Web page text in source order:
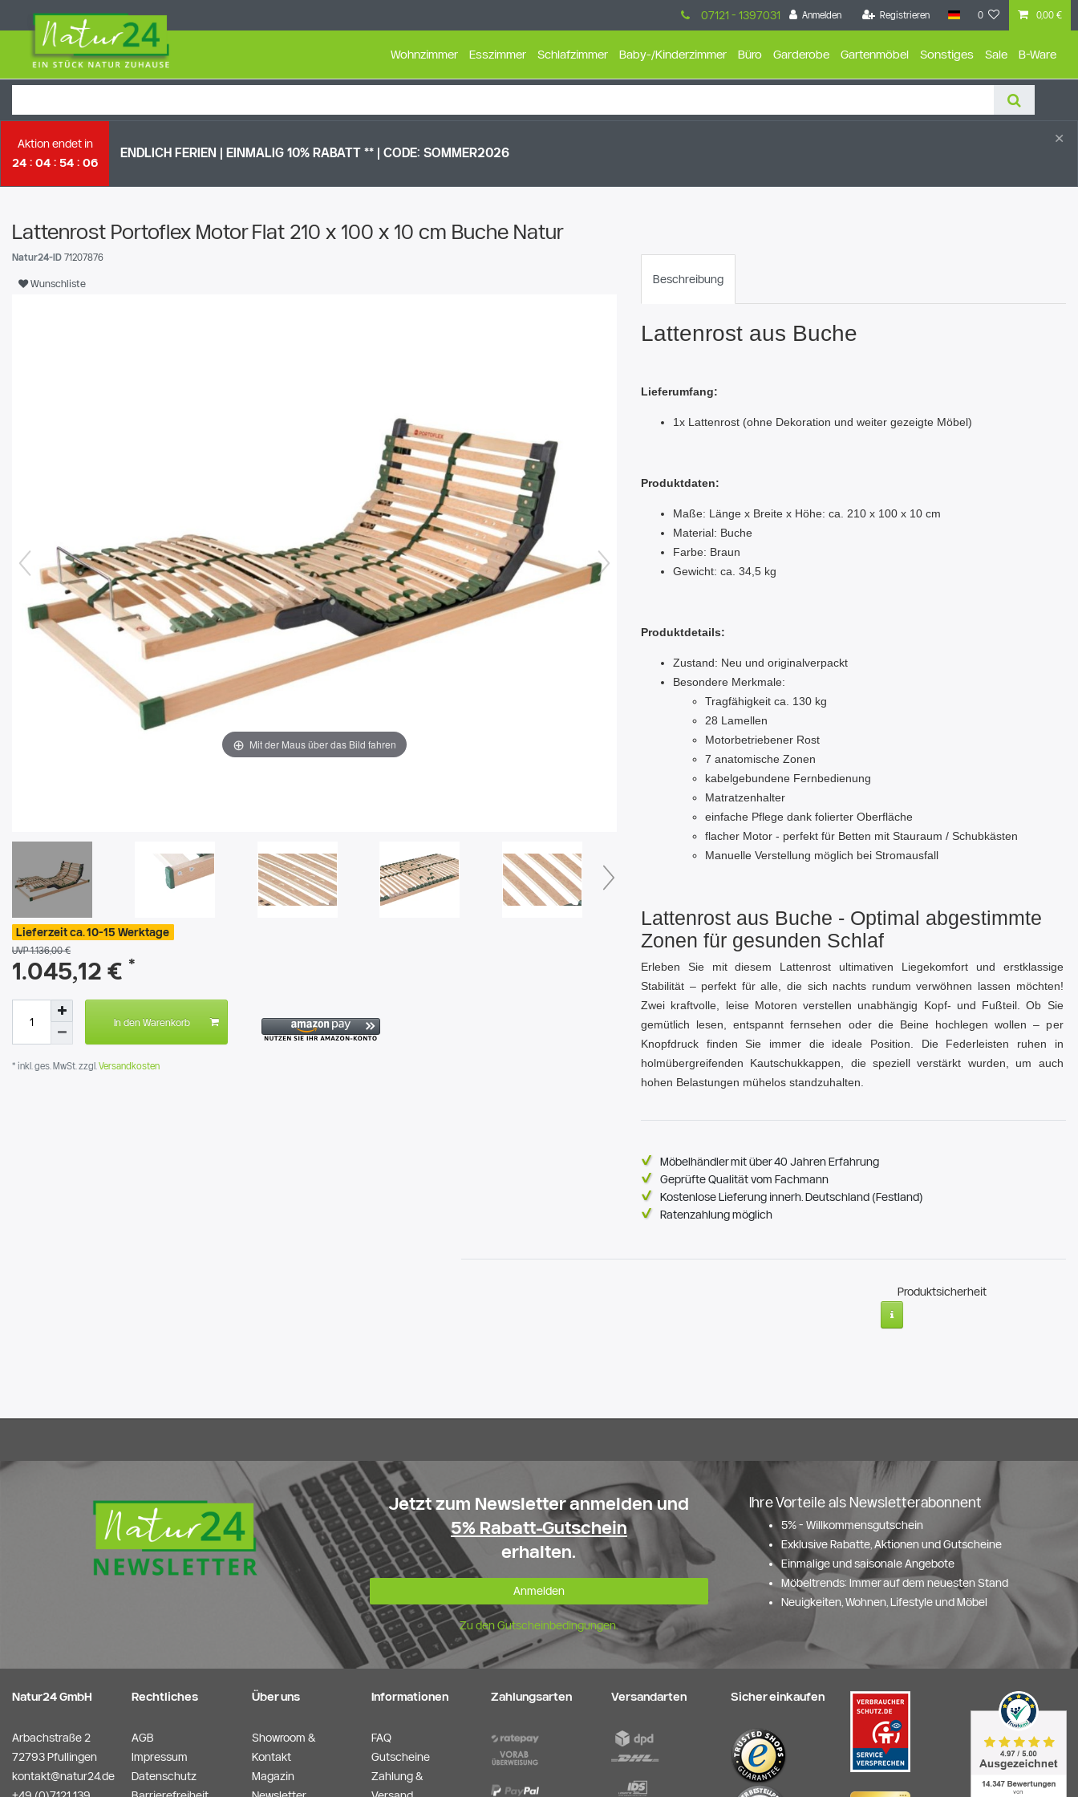
Anmelden Registrieren 0 0,00 €
07121 - 1397031
Wohnzimmer Esszimmer Schlafzimmer Baby-/Kinderzimmer Büro Garderobe Gartenmöbel Sonstiges Sale B-Ware
Aktion endet in
24
04 54 05
ENDLICH FERIEN | EI NMALIG 10% RABATT ** | CODE: SOMMER2026
×
Lattenrost Portoflex Motor Flat 210 x 100 x 10 cm Buche Natur
Natur24-ID 71207876
Wunschliste
Mit der Maus über das Bild fahren
Lieferzeit ca. 10-15 Werktage
UVP 1.136,00 €
1.045,12 € *
In den Warenkorb
* inkl. ges. MwSt. zzgl. Versandkosten
Beschreibung
Lattenrost aus Buche
Lieferumfang:
1x Lattenrost (ohne Dekoration und weiter gezeigte Möbel)
Produktdaten:
Maße: Länge x Breite x Höhe: ca. 210 x 100 x 10 cm
Material: Buche
Farbe: Braun
Gewicht: ca. 34,5 kg
Produktdetails:
Zustand: Neu und originalverpackt
Besondere Merkmale:
Tragfähigkeit ca. 130 kg
28 Lamellen
Motorbetriebener Rost
7 anatomische Zonen
kabelgebundene Fernbedienung
Matratzenhalter
einfache Pflege dank folierter Oberfläche
flacher Motor - perfekt für Betten mit Stauraum / Schubkästen
Manuelle Verstellung möglich bei Stromausfall
Lattenrost aus Buche - Optimal abgestimmte
Zonen für gesunden Schlaf
Erleben Sie mit diesem Lattenrost ultimativen Liegekomfort und erstklassige
Stabilität – perfekt für alle, die sich nachts rundum verwöhnen lassen möchten!
Zwei kraftvolle, leise Motoren verstellen unabhängig Kopf‑ und Fußteil. Ob Sie
gemütlich lesen, entspannt fernsehen oder die Beine hochlegen wollen – per
Knopfdruck finden Sie immer die ideale Position. Die Federleisten ruhen in
holmübergreifenden Kautschukkappen, die speziell verstärkt wurden, um auch
hohen Belastungen mühelos standzuhalten.
Möbelhändler mit über 40 Jahren Erfahrung
Geprüfte Qualität vom Fachmann
Kostenlose Lieferung innerh. Deutschland (Festland)
Ratenzahlung möglich
Produktsicherheit
Jetzt zum Newsletter anmelden und
5% Rabatt-Gutschein
erhalten.
Anmelden
Zu den Gutscheinbedingungen.
Ihre Vorteile als Newsletterabonnent
5% - Willkommensgutschein
Exklusive Rabatte, Aktionen und Gutscheine
Einmalige und saisonale Angebote
Möbeltrends: Immer auf dem neuesten Stand
Neuigkeiten, Wohnen, Lifestyle und Möbel
Natur24 GmbH
Arbachstraße 2
72793 Pfullingen
kontakt@natur24.de
Rechtliches
AGB
Impressum
Datenschutz
Über uns
Showroom &
Kontakt
Magazin
Informationen
FAQ
Gutscheine
Zahlung &
Zahlungsarten Versandarten Sicher einkaufen